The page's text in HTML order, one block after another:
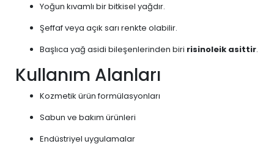
Yoğun kıvamlı bir bitkisel yağdır.
Şeffaf veya açık sarı renkte olabilir.
Başlıca yağ asidi bileşenlerinden biri risinoleik asittir.
Kullanım Alanları
Kozmetik ürün formülasyonları
Sabun ve bakım ürünleri
Endüstriyel uygulamalar